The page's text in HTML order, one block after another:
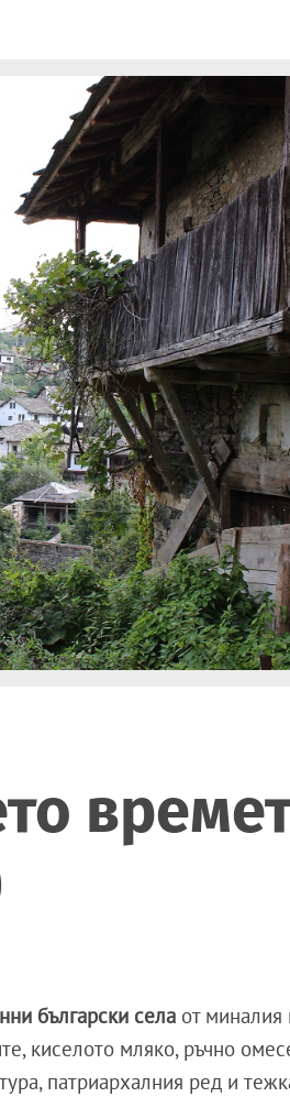
български села от миналия
киселото мляко, ръчно
патриархалния ред и